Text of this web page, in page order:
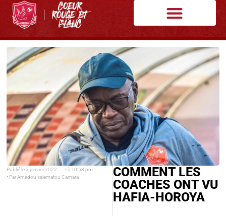
Publié le 2 janvier 2022 • à 10:58 pm
• ParAmadou salematou Camara
COMMENT LES
COACHES ONT VU
HAFIA-HOROYA